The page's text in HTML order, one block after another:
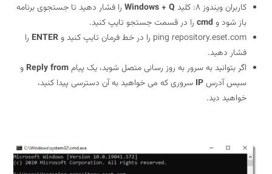
کاربران ویندوز 8: کلید
Windows + Q را فشار دهید تا جستجوی برنامه
باز شود و cmd را در قسمت جستجو تایپ کنید.
ping repository.eset.com را در خط فرمان تایپ کنید و
ENTER را
فشار دهید.
اگر بتوانید به سرور به روز رسانی متصل شوید، یک پیامReply from
و
سپس آدرسIP سروری که می خواهید به آن دسترسی پیدا کنید،
خواهید دید.